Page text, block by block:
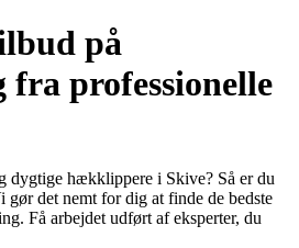
på
professionelle
dygtige hækklippere i Skive? Så er du
gør det nemt for dig at finde de bedste
Få arbejdet udført af eksperter, du